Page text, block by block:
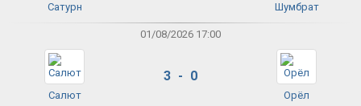
Сатурн Шумбрат
01/08/2026 17:00
Салют
3 - 0
Орёл